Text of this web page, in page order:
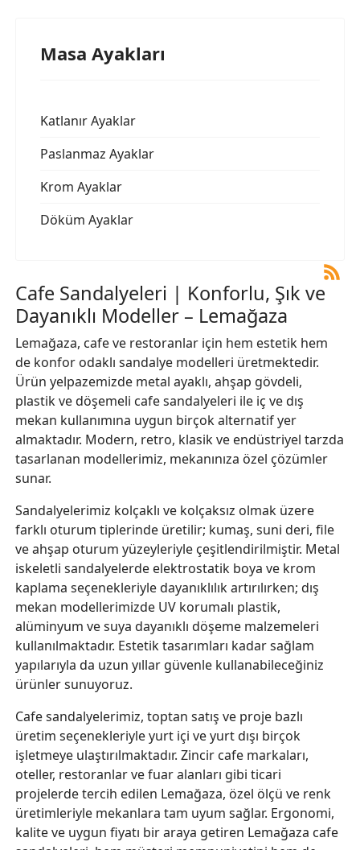
Masa Ayakları
Katlanır Ayaklar
Paslanmaz Ayaklar
Krom Ayaklar
Döküm Ayaklar
Cafe Sandalyeleri | Konforlu, Şık ve
Dayanıklı Modeller – Lemağaza
Lemağaza, cafe ve restoranlar için hem estetik hem
de konfor odaklı sandalye modelleri üretmektedir.
Ürün yelpazemizde metal ayaklı, ahşap gövdeli,
plastik ve döşemeli cafe sandalyeleri ile iç ve dış
mekan kullanımına uygun birçok alternatif yer
almaktadır. Modern, retro, klasik ve endüstriyel tarzda
tasarlanan modellerimiz, mekanınıza özel çözümler
sunar.
Sandalyelerimiz kolçaklı ve kolçaksız olmak üzere
farklı oturum tiplerinde üretilir; kumaş, suni deri, file
ve ahşap oturum yüzeyleriyle çeşitlendirilmiştir. Metal
iskeletli sandalyelerde elektrostatik boya ve krom
kaplama seçenekleriyle dayanıklılık artırılırken; dış
mekan modellerimizde UV korumalı plastik,
alüminyum ve suya dayanıklı döşeme malzemeleri
kullanılmaktadır. Estetik tasarımları kadar sağlam
yapılarıyla da uzun yıllar güvenle kullanabileceğiniz
ürünler sunuyoruz.
Cafe sandalyelerimiz, toptan satış ve proje bazlı
üretim seçenekleriyle yurt içi ve yurt dışı birçok
işletmeye ulaştırılmaktadır. Zincir cafe markaları,
oteller, restoranlar ve fuar alanları gibi ticari
projelerde tercih edilen Lemağaza, özel ölçü ve renk
üretimleriyle mekanlara tam uyum sağlar. Ergonomi,
kalite ve uygun fiyatı bir araya getiren Lemağaza cafe